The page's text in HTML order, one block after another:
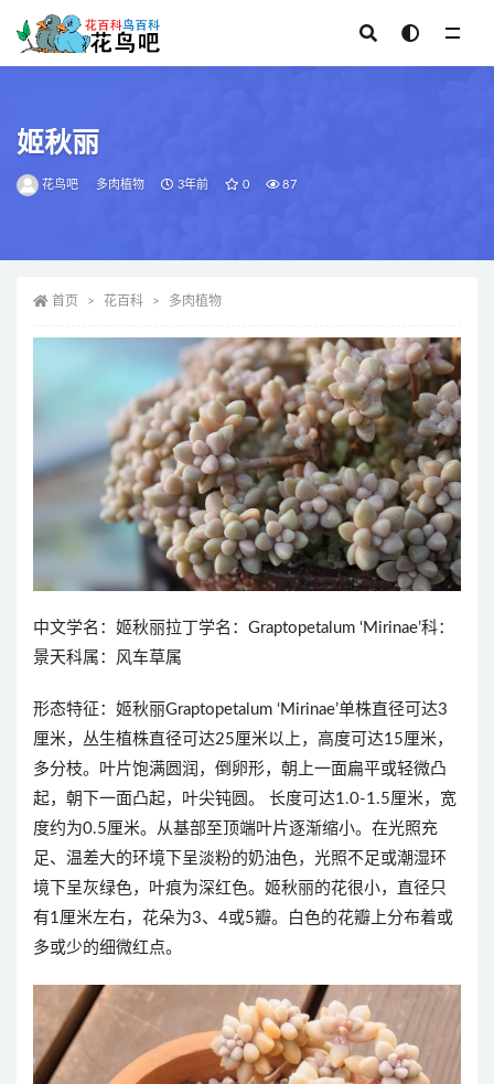
姬秋丽
花鸟吧 多肉植物 3年前 0 87
首页 花百科 多肉植物
中文学名：姬秋丽拉丁学名：Graptopetalum ‘Mirinae’科：
景天科属：风车草属
形态特征：姬秋丽Graptopetalum ‘Mirinae’单株直径可达3
厘米，丛生植株直径可达25厘米以上，高度可达15厘米，
多分枝。叶片饱满圆润，倒卵形，朝上一面扁平或轻微凸
起，朝下一面凸起，叶尖钝圆。 长度可达1.0-1.5厘米，宽
度约为0.5厘米。从基部至顶端叶片逐渐缩小。在光照充
足、温差大的环境下呈淡粉的奶油色，光照不足或潮湿环
境下呈灰绿色，叶痕为深红色。姬秋丽的花很小，直径只
有1厘米左右，花朵为3、4或5瓣。白色的花瓣上分布着或
多或少的细微红点。